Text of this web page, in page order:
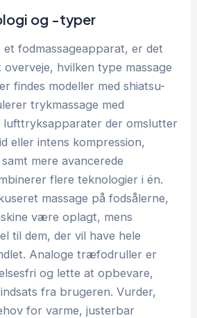
og -typer
fodmassageapparat, er det
hvilken type massage
findes modeller med shiatsu-
trykmassage med
lufttryksapparater der omslutter
eller intens kompression,
mere avancerede
flere teknologier i én.
massage på fodsålerne,
være oplagt, mens
til dem, der vil have hele
Analoge træfodruller er
og lette at opbevare,
fra brugeren. Vurder,
for varme, justerbar